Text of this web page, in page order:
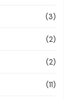
(3)
(2)
(2)
(11)